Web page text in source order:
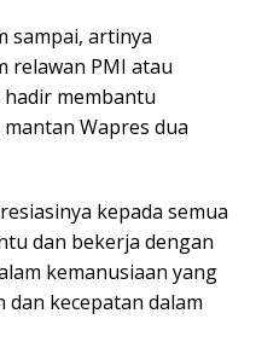
sampai, artinya
relawan PMI atau
membantu
Wapres dua
kepada semua
dan bekerja dengan
kemanusiaan yang
kecepatan dalam